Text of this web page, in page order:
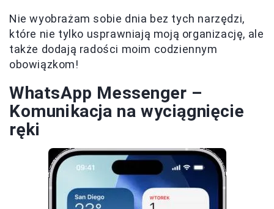
Nie wyobrażam sobie dnia bez tych narzędzi,
które nie tylko usprawniają moją organizację, ale
także dodają radości moim codziennym
obowiązkom!
WhatsApp Messenger –
Komunikacja na wyciągnięcie
ręki